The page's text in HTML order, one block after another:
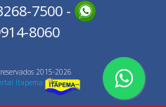
7500 -
8060
2015-2026
Itapema